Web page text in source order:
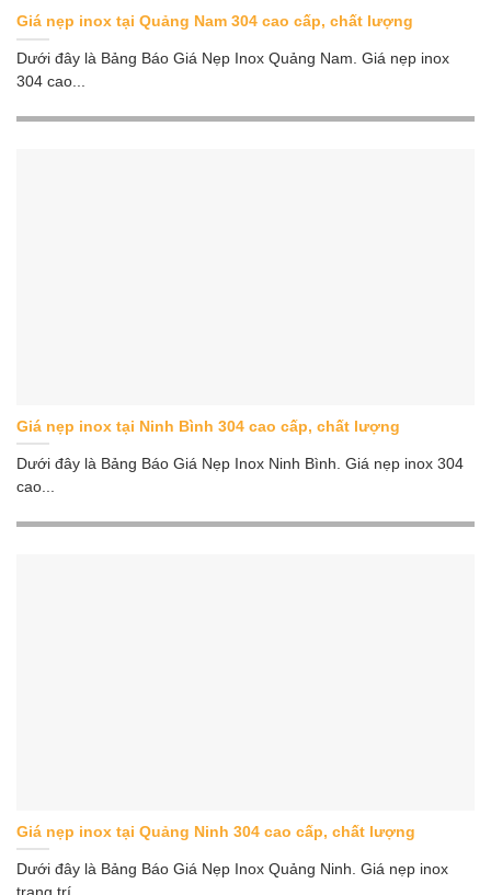
Giá nẹp inox tại Quảng Nam 304 cao cấp, chất lượng
Dưới đây là Bảng Báo Giá Nẹp Inox Quảng Nam. Giá nẹp inox
304 cao...
Giá nẹp inox tại Ninh Bình 304 cao cấp, chất lượng
Dưới đây là Bảng Báo Giá Nẹp Inox Ninh Bình. Giá nẹp inox 304
cao...
Giá nẹp inox tại Quảng Ninh 304 cao cấp, chất lượng
Dưới đây là Bảng Báo Giá Nẹp Inox Quảng Ninh. Giá nẹp inox